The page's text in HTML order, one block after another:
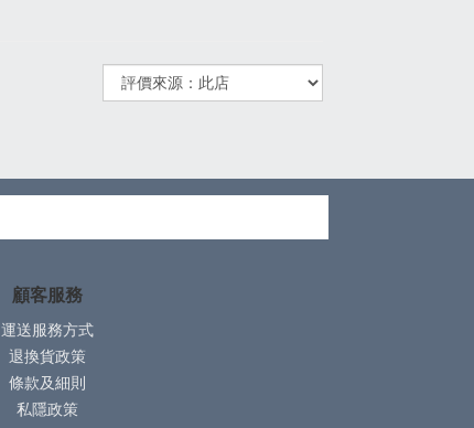
顧客服務
運送服務方式
退換貨政策
條款及細則
私隱政策